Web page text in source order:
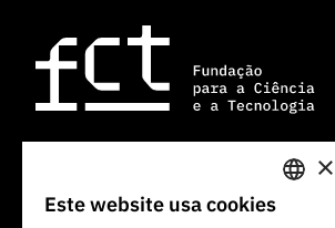
Av. do Brasil, 101
PORTUGUESE
×
Este website usa cookies